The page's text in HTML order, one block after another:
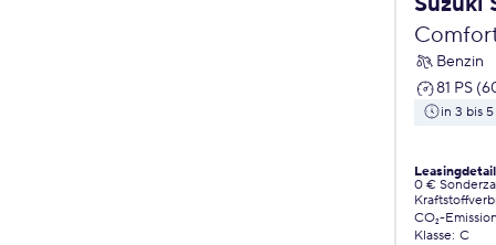
Benzin
81 PS
in 3 bis
0 €
CO₂-
Klasse: C